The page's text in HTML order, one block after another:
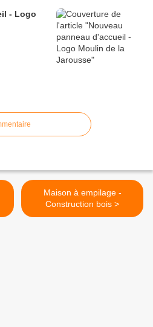
- Logo
Maison à empilage -
Construction bois >